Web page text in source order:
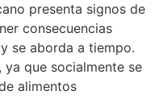
presenta signos de
consecuencias
se aborda a tiempo.
que socialmente se
alimentos